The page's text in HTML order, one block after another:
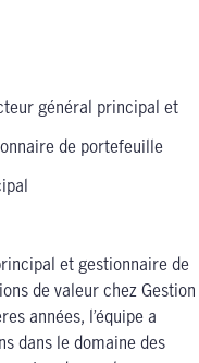
général principal et
de portefeuille
et gestionnaire de
de valeur chez Gestion
années, l’équipe a
dans le domaine des